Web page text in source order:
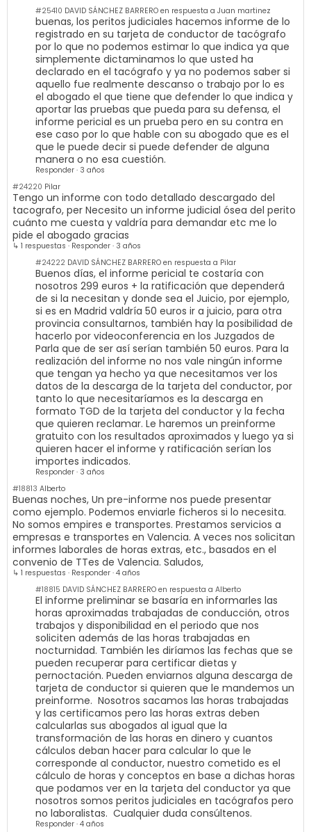
#25410
DAVID SÁNCHEZ BARRERO en respuesta a Juan martinez
buenas, los peritos judiciales hacemos informe de lo
registrado en su tarjeta de conductor de tacógrafo
por lo que no podemos estimar lo que indica ya que
simplemente dictaminamos lo que usted ha
declarado en el tacógrafo y ya no podemos saber si
aquello fue realmente descanso o trabajo por lo es
el abogado el que tiene que defender lo que indica y
aportar las pruebas que pueda para su defensa, el
informe pericial es un prueba pero en su contra en
ese caso por lo que hable con su abogado que es el
que le puede decir si puede defender de alguna
manera o no esa cuestión.
Responder · 3 años
#24220 Pilar
Tengo un informe con todo detallado descargado del
tacografo, per Necesito un informe judicial ósea del perito
cuánto me cuesta y valdría para demandar etc me lo
pide el abogado gracias
↳ 1 respuestas · Responder · 3 años
#24222
DAVID SÁNCHEZ BARRERO en respuesta a Pilar
Buenos días, el informe pericial te costaría con
nosotros 299 euros + la ratificación que dependerá
de si la necesitan y donde sea el Juicio, por ejemplo,
si es en Madrid valdría 50 euros ir a juicio, para otra
provincia consultarnos, también hay la posibilidad de
hacerlo por videoconferencia en los Juzgados de
Parla que de ser así serían también 50 euros. Para la
realización del informe no nos vale ningún informe
que tengan ya hecho ya que necesitamos ver los
datos de la descarga de la tarjeta del conductor, por
tanto lo que necesitaríamos es la descarga en
formato TGD de la tarjeta del conductor y la fecha
que quieren reclamar. Le haremos un preinforme
gratuito con los resultados aproximados y luego ya si
quieren hacer el informe y ratificación serían los
importes indicados.
Responder · 3 años
#18813 Alberto
Buenas noches, Un pre-informe nos puede presentar
como ejemplo. Podemos enviarle ficheros si lo necesita.
No somos empires e transportes. Prestamos servicios a
empresas e transportes en Valencia. A veces nos solicitan
informes laborales de horas extras, etc., basados en el
convenio de TTes de Valencia. Saludos,
↳ 1 respuestas · Responder · 4 años
#18815
DAVID SÁNCHEZ BARRERO en respuesta a Alberto
El informe preliminar se basaría en informarles las
horas aproximadas trabajadas de conducción, otros
trabajos y disponibilidad en el periodo que nos
soliciten además de las horas trabajadas en
nocturnidad. También les diríamos las fechas que se
pueden recuperar para certificar dietas y
pernoctación. Pueden enviarnos alguna descarga de
tarjeta de conductor si quieren que le mandemos un
preinforme. Nosotros sacamos las horas trabajadas
y las certificamos pero las horas extras deben
calcularlas sus abogados al igual que la
transformación de las horas en dinero y cuantos
cálculos deban hacer para calcular lo que le
corresponde al conductor, nuestro cometido es el
cálculo de horas y conceptos en base a dichas horas
que podamos ver en la tarjeta del conductor ya que
nosotros somos peritos judiciales en tacógrafos pero
no laboralistas. Cualquier duda consúltenos.
Responder · 4 años